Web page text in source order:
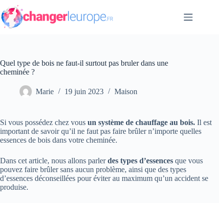
Passer
au
contenu
Quel type de bois ne faut-il surtout pas bruler dans une
cheminée ?
Marie 19 juin 2023 Maison
Si vous possédez chez vous un système de chauffage au bois. Il est
important de savoir qu’il ne faut pas faire brûler n’importe quelles
essences de bois dans votre cheminée.
Dans cet article, nous allons parlerdes types d’essences que vous
pouvez faire brûler sans aucun problème, ainsi que des types
d’essences déconseillées pour éviter au maximum qu’un accident se
produise.